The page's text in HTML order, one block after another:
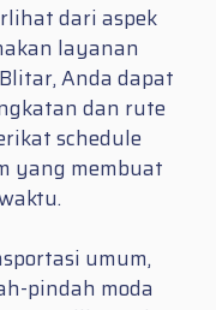
dari aspek
layanan
Anda dapat
dan rute
schedule
yang membuat
umum,
pindah moda